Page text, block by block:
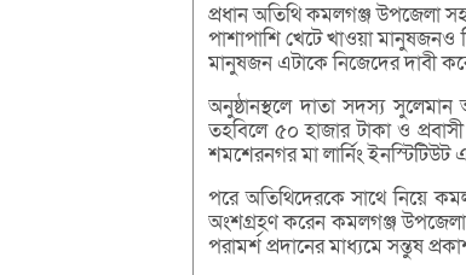
প্রধান অতিথি কমলগঞ্জ উপজেলা
পাশাপাশি খেটে খাওয়া মানুষজনও
মানুষজন এটাকে নিজেদের দাবী
অনুষ্ঠানস্থলে দাতা সদস্য
তহবিলে ৫০ হাজার টাকা ও
শমশেরনগর মা লার্নিং
পরে অতিথিদেরকে সাথে নিয়ে
অংশগ্রহণ করেন কমলগঞ্জ উপজেলা
পরামর্শ প্রদানের মাধ্যমে সন্তুষ